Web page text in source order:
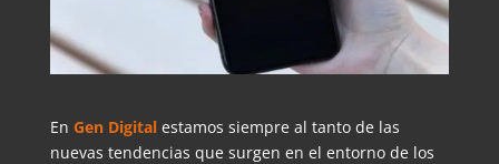
En Gen Digitalestamos siempre al tanto de las
nuevas tendencias que surgen en el entorno de los